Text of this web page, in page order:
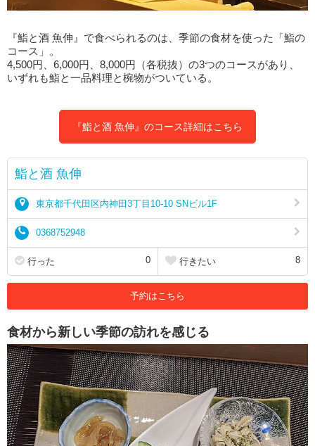
『鮨と酒 魚伸』で食べられるのは、季節の食材を使った「鮨の
コース」。
4,500円、6,000円、8,000円（各税抜）の3つのコースがあり、
いずれも鮨と一品料理と椀物がついている。
『鮨と酒 魚伸』のコース詳細はこちら
鮨と酒 魚伸
東京都千代田区内神田3丁目10-10 SNビル1F
0368752948
行った 0 行きたい 8
予約はこちら
食材から新しい季節の訪れを感じる